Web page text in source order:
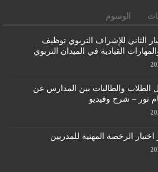
الوسوم
الثاني للإشراف التربوي توظيف
القيادية في الميدان التربوي
الطلاب والطالبات بين المدارس عن
نور – شرح وفيديو
الرخصة المهنية للمدربين